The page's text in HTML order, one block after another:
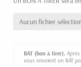
Aucun fichier
BAT (bon à tirer).
vous envoient un BAT